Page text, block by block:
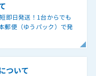
即日発送！1台からでも
郵便（ゆうパック）で発
ついて